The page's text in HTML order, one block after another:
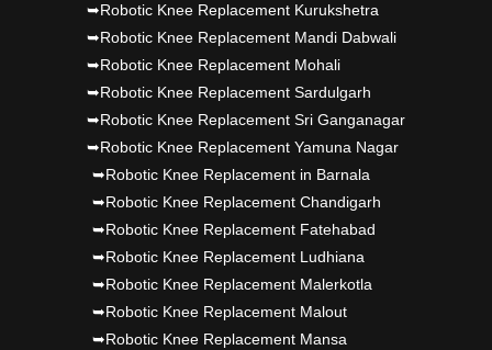
➥Robotic Knee Replacement Kurukshetra
➥Robotic Knee Replacement Mandi Dabwali
➥Robotic Knee Replacement Mohali
➥Robotic Knee Replacement Sardulgarh
➥Robotic Knee Replacement Sri Ganganagar
➥Robotic Knee Replacement Yamuna Nagar
➥Robotic Knee Replacement in Barnala
➥Robotic Knee Replacement Chandigarh
➥Robotic Knee Replacement Fatehabad
➥Robotic Knee Replacement Ludhiana
➥Robotic Knee Replacement Malerkotla
➥Robotic Knee Replacement Malout
➥Robotic Knee Replacement Mansa